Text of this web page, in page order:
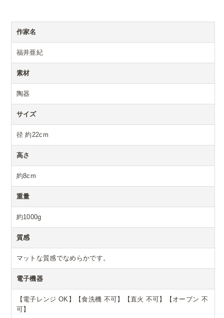
作家名
福井亜紀
素材
陶器
サイズ
径 約22cm
高さ
約8cm
重量
約1000g
質感
マットな質感でなめらかです。
電子機器
【電子レンジ OK】【食洗機 不可】【直火 不可】【オーブン 不
可】